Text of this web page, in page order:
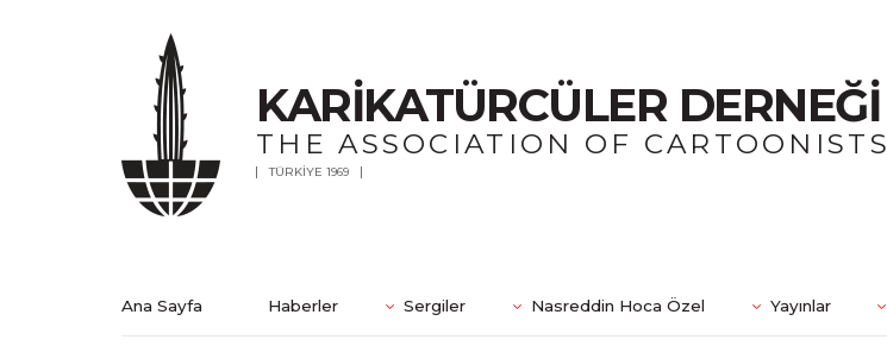
KARİKATÜRCÜLER DERNEĞİ
THE ASSOCIATION OF CARTOONISTS
TÜRKİYE 1969
Ana Sayfa Haberler Sergiler Nasreddin Hoca Özel Yayınlar